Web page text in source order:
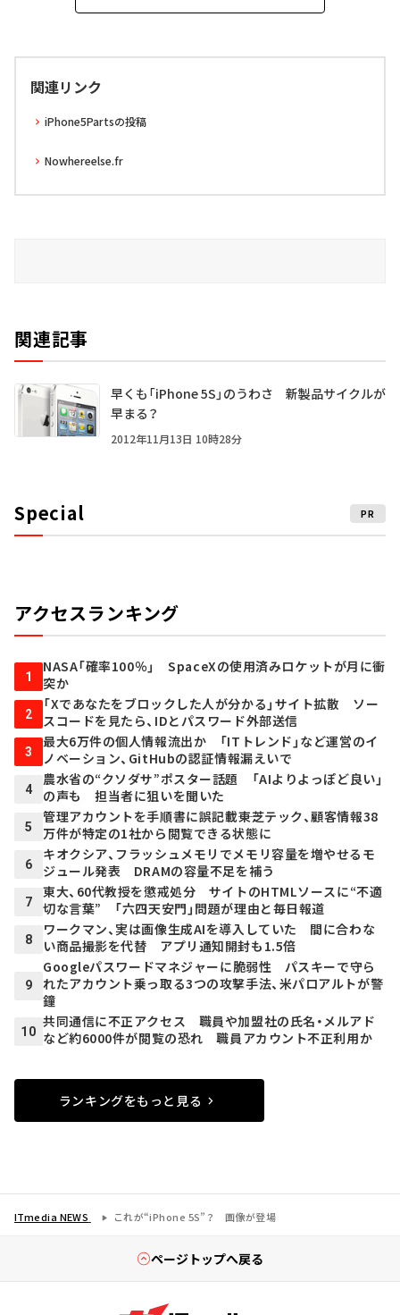
関連リンク
iPhone5Partsの投稿
Nowhereelse.fr
関連記事
早くも「iPhone 5S」のうわさ 新製品サイクルが
早まる？
2012年11月13日 10時28分
Special PR
アクセスランキング
1
NASA「確率100％」 SpaceXの使用済みロケットが月に衝
突か
2
「Xであなたをブロックした人が分かる」サイト拡散 ソー
スコードを見たら、IDとパスワード外部送信
3
最大6万件の個人情報流出か 「ITトレンド」など運営のイ
ノベーション、GitHubの認証情報漏えいで
4
農水省の“クソダサ”ポスター話題 「AIよりよっぽど良い」
の声も 担当者に狙いを聞いた
5
管理アカウントを手順書に誤記載――東芝テック、顧客情報38
万件が特定の1社から閲覧できる状態に
6
キオクシア、フラッシュメモリでメモリ容量を増やせるモ
ジュール発表 DRAMの容量不足を補う
7
東大、60代教授を懲戒処分 サイトのHTMLソースに“不適
切な言葉” 「六四天安門」問題が理由と毎日報道
8
ワークマン、実は画像生成AIを導入していた 間に合わな
い商品撮影を代替 アプリ通知開封も1.5倍
9
Googleパスワードマネジャーに脆弱性 パスキーで守ら
れたアカウント乗っ取る3つの攻撃手法、米パロアルトが警
鐘
10
共同通信に不正アクセス 職員や加盟社の氏名・メルアド
など約6000件が閲覧の恐れ 職員アカウント不正利用か
ランキングをもっと見る
ITmedia NEWS これが“iPhone 5S”？ 画像が登場
ページトップへ戻る